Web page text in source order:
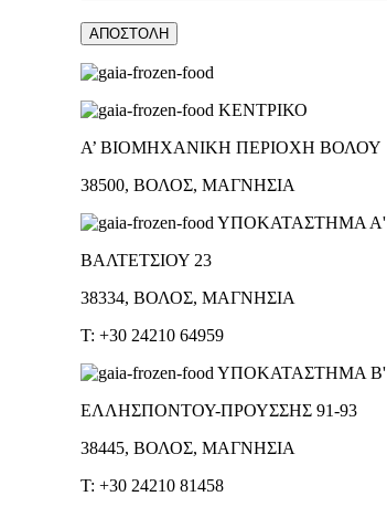
ΚΕΝΤΡΙΚΟ
Α’ ΒΙΟΜΗΧΑΝΙΚΗ ΠΕΡΙΟΧΗ ΒΟΛΟΥ
38500, ΒΟΛΟΣ, ΜΑΓΝΗΣΙΑ
ΥΠΟΚΑΤΑΣΤΗΜΑ Α'
ΒΑΛΤΕΤΣΙΟΥ 23
38334, ΒΟΛΟΣ, ΜΑΓΝΗΣΙΑ
T: +30 24210 64959
ΥΠΟΚΑΤΑΣΤΗΜΑ Β'
ΕΛΛΗΣΠΟΝΤΟΥ-ΠΡΟΥΣΣΗΣ 91-93
38445, ΒΟΛΟΣ, ΜΑΓΝΗΣΙΑ
T: +30 24210 81458